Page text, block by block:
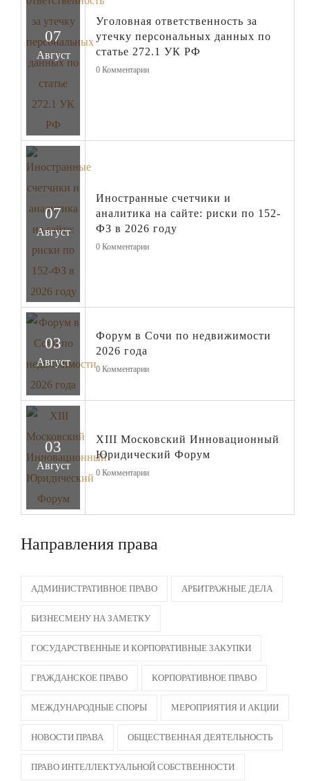
07
Август
Уголовная ответственность за
утечку персональных данных по
статье 272.1 УК РФ
0 Комментарии
07
Август
Иностранные счетчики и
аналитика на сайте: риски по 152-
ФЗ в 2026 году
0 Комментарии
03
Август
Форум в Сочи по недвижимости
2026 года
0 Комментарии
03
Август
XIII Московский Инновационный
Юридический Форум
0 Комментарии
Направления права
АДМИНИСТРАТИВНОЕ ПРАВО АРБИТРАЖНЫЕ ДЕЛА
БИЗНЕСМЕНУ НА ЗАМЕТКУ
ГОСУДАРСТВЕННЫЕ И КОРПОРАТИВНЫЕ ЗАКУПКИ
ГРАЖДАНСКОЕ ПРАВО КОРПОРАТИВНОЕ ПРАВО
МЕЖДУНАРОДНЫЕ СПОРЫ МЕРОПРИЯТИЯ И АКЦИИ
НОВОСТИ ПРАВА ОБЩЕСТВЕННАЯ ДЕЯТЕЛЬНОСТЬ
ПРАВО ИНТЕЛЛЕКТУАЛЬНОЙ СОБСТВЕННОСТИ